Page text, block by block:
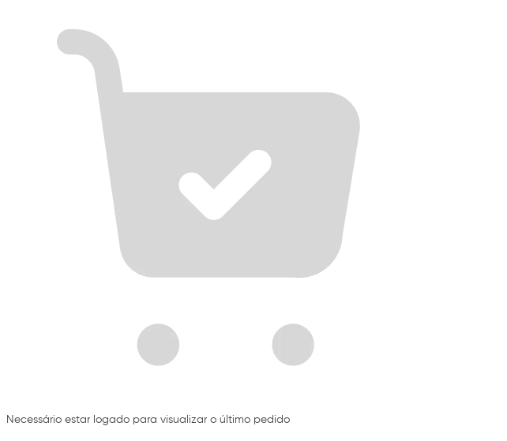
Necessário estar logado para visualizar o último pedido